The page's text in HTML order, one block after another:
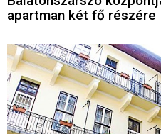
apartman két fő részére